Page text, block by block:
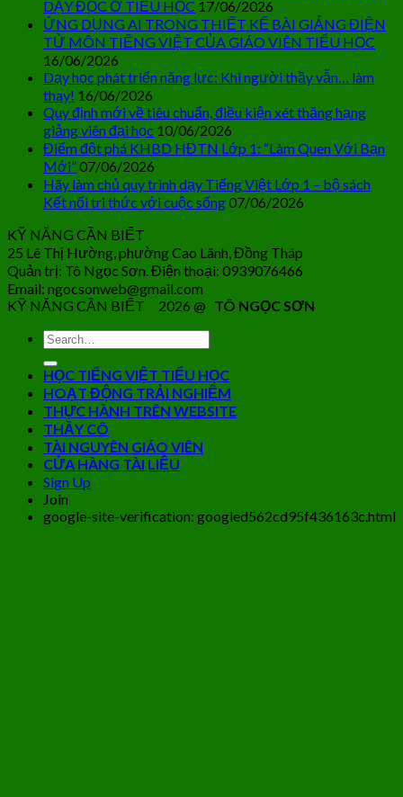
DẠY ĐỌC Ở TIỂU HỌC 17/06/2026
ỨNG DỤNG AI TRONG THIẾT KẾ BÀI GIẢNG ĐIỆN
TỬ MÔN TIẾNG VIỆT CỦA GIÁO VIÊN TIỂU HỌC
16/06/2026
Dạy học phát triển năng lực: Khi người thầy vẫn… làm
thay! 16/06/2026
Quy định mới về tiêu chuẩn, điều kiện xét thăng hạng
giảng viên đại học 10/06/2026
Điểm đột phá KHBD HĐTN Lớp 1: “Làm Quen Với Bạn
Mới”07/06/2026
Hãy làm chủ quy trình dạy Tiếng Việt Lớp 1 – bộ sách
Kết nối tri thức với cuộc sống07/06/2026
KỸ NĂNG CẦN BIẾT
25 Lê Thị Hường, phường Cao Lãnh, Đồng Tháp
Quản trị: Tô Ngọc Sơn. Điện thoại: 0939076466
Email: ngocsonweb@gmail.com
KỸ NĂNG CẦN BIẾT 2026 @ TÔ NGỌC SƠN
HỌC TIẾNG VIỆT TIỂU HỌC
HOẠT ĐỘNG TRẢI NGHIỆM
THỰC HÀNH TRÊN WEBSITE
THẦY CÔ
TÀI NGUYÊN GIÁO VIÊN
CỬA HÀNG TÀI LIỆU
Sign Up
Join
google-site-verification: googled562cd95f436163c.html